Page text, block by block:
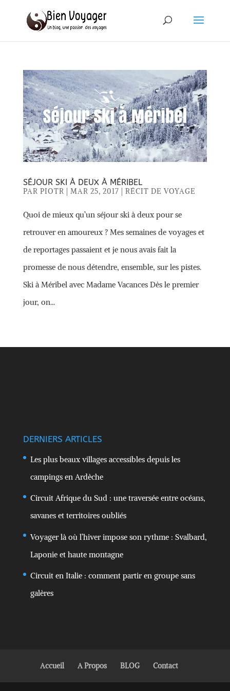
SÉJOUR SKI À DEUX À MÉRIBEL
PAR PIOTR MAR 25, 2017 RÉCIT DE VOYAGE
Quoi de mieux qu’un séjour ski à deux pour se
retrouver en amoureux ? Mes semaines de voyages et
de reportages passaient et je nous avais fait la
promesse de nous détendre, ensemble, sur les pistes.
Ski à Méribel avec Madame Vacances Dès le premier
jour, on...
DERNIERS ARTICLES
Les plus beaux villages accessibles depuis les
campings en Ardèche
Circuit Afrique du Sud : une traversée entre océans,
savanes et territoires oubliés
Voyager là où l’hiver impose son rythme : Svalbard,
Laponie et haute montagne
Circuit en Italie : comment partir en groupe sans
galères
Accueil A Propos BLOG Contact